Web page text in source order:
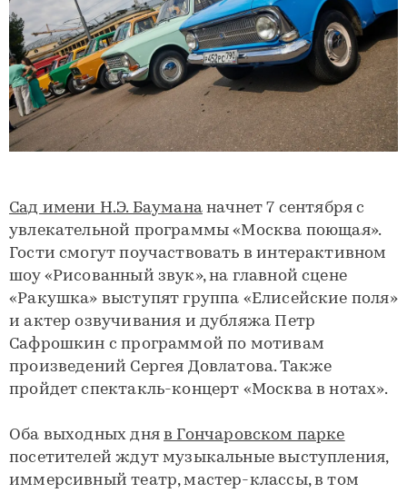
Сад имени Н.Э. Баумананачнет 7 сентября с
увлекательной программы «Москва поющая».
Гости смогут поучаствовать в интерактивном
шоу «Рисованный звук», на главной сцене
«Ракушка» выступят группа «Елисейские поля»
и актер озвучивания и дубляжа Петр
Сафрошкин с программой по мотивам
произведений Сергея Довлатова. Также
пройдет спектакль-концерт «Москва в нотах».
Оба выходных дняв Гончаровском парке
посетителей ждут музыкальные выступления,
иммерсивный театр, мастер-классы, в том